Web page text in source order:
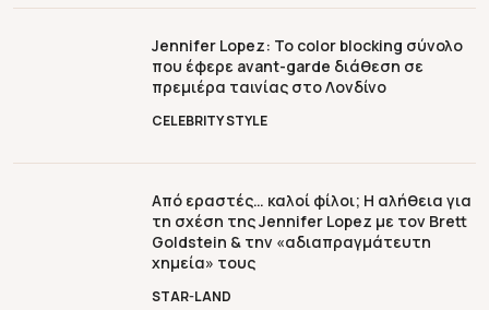
CELEBRITY STYLE
Jennifer Lopez: To color blocking σύνολο
που έφερε avant-garde διάθεση σε
πρεμιέρα ταινίας στο Λονδίνο
STAR-LAND
Από εραστές… καλοί φίλοι; Η αλήθεια για
τη σχέση της Jennifer Lopez με τον Brett
Goldstein & την «αδιαπραγμάτευτη
χημεία» τους